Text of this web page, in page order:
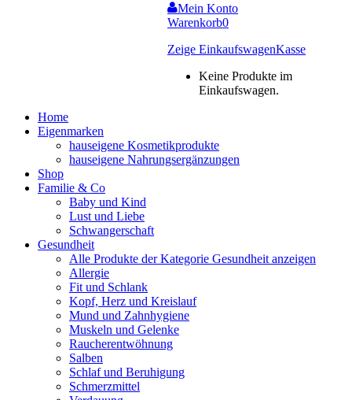
Mein Konto
Warenkorb0
Zeige EinkaufswagenKasse
Keine Produkte im
Einkaufswagen.
Home
Eigenmarken
hauseigene Kosmetikprodukte
hauseigene Nahrungsergänzungen
Shop
Familie & Co
Baby und Kind
Lust und Liebe
Schwangerschaft
Gesundheit
Alle Produkte der Kategorie Gesundheit anzeigen
Allergie
Fit und Schlank
Kopf, Herz und Kreislauf
Mund und Zahnhygiene
Muskeln und Gelenke
Raucherentwöhnung
Salben
Schlaf und Beruhigung
Schmerzmittel